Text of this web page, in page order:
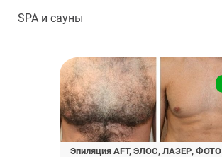
SPA и сауны
Эпиляция AFT, ЭЛОС, ЛАЗЕР, ФОТО